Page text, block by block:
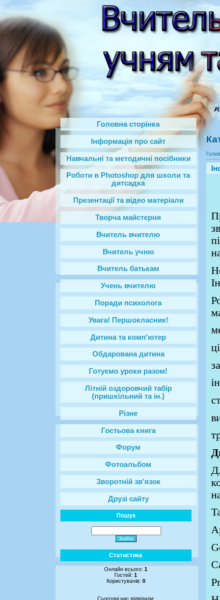
Головна сторінка
Інформація про сайт
Навчальні та методичні посібники
Роботи в Photoshop‎ для школи та
дитсадка
Презентації та відео матеріали
Творча майстерня
Вчитель вчителю
Вчитель учню
Вчитель батькам
Учень вчителю
Поради психолога
Увага! Першокласник!
Дитина та комп'ютер
Обдарована дитина
Готуємо уроки разом!
Літній оздоровчий табір
(пришкільний та ін.)
Різне
Гостьова книга
Форум
Фотоальбом
Зворотній зв'язок
Друзі сайту
Пошук
Статистика
Онлайн всього:1
Гостей:1
Користувачів: 0
Сьогодні нас відвідали: